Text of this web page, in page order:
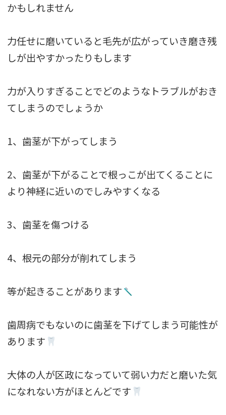
かもしれません
力任せに磨いていると毛先が広がっていき磨き残
しが出やすかったりもします
力が入りすぎることでどのようなトラブルがおき
てしまうのでしょうか
1、歯茎が下がってしまう
2、歯茎が下がることで根っこが出てくることに
より神経に近いのでしみやすくなる
3、歯茎を傷つける
4、根元の部分が削れてしまう
等が起きることがあります
歯周病でもないのに歯茎を下げてしまう可能性が
あります
大体の人が区政になっていて弱い力だと磨いた気
になれない方がほとんどです